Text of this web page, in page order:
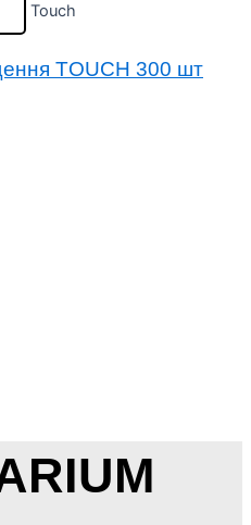
Touch
TOUCH 300 шт